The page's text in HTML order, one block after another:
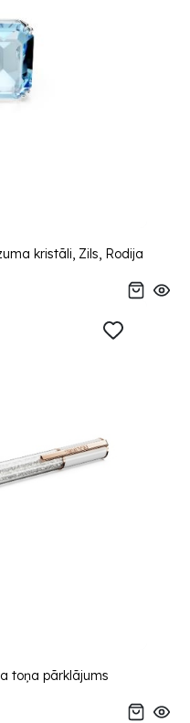
kristāli, Zils, Rodija
toņa pārklājums